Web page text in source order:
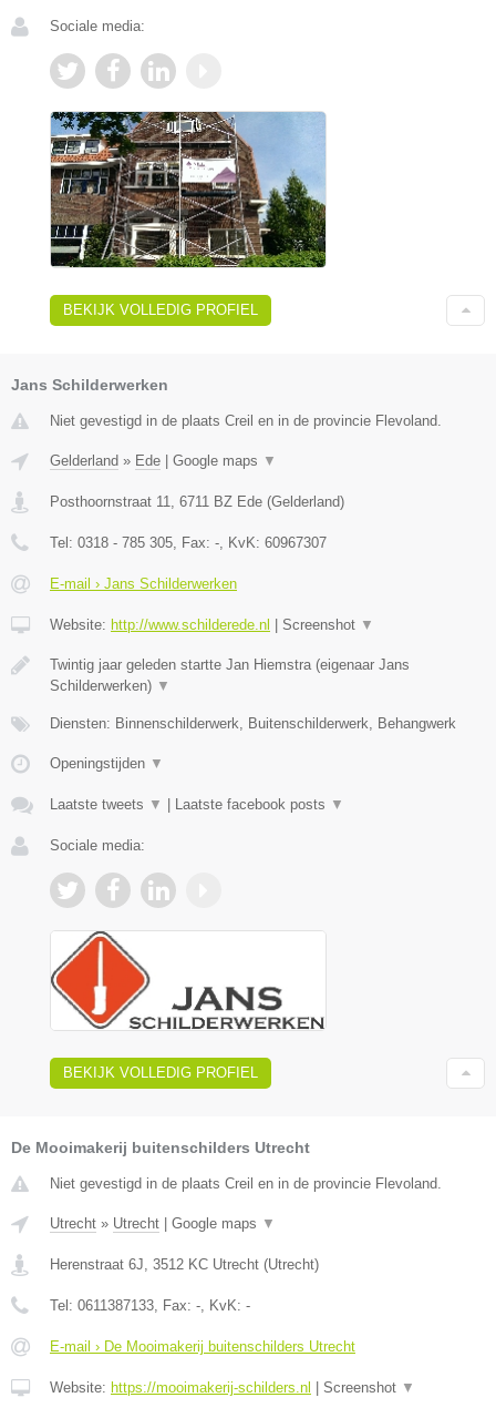
Sociale media:
BEKIJK VOLLEDIG PROFIEL
Jans Schilderwerken
Niet gevestigd in de plaats Creil en in de provincie Flevoland.
Gelderland » Ede Google maps ▼
Posthoornstraat 11 6711 BZ Ede (Gelderland)
Tel: 0318 - 785 305 , Fax: - , KvK: 60967307
E-mail › Jans Schilderwerken
Website: http://www.schilderede.nl Screenshot ▼
Twintig jaar geleden startte Jan Hiemstra (eigenaar Jans
Schilderwerken) ▼
Diensten: Binnenschilderwerk, Buitenschilderwerk, Behangwerk
Openingstijden ▼
Laatste tweets ▼ Laatste facebook posts ▼
Sociale media:
BEKIJK VOLLEDIG PROFIEL
De Mooimakerij buitenschilders Utrecht
Niet gevestigd in de plaats Creil en in de provincie Flevoland.
Utrecht » Utrecht Google maps ▼
Herenstraat 6J, 3512 KC Utrecht (Utrecht)
Tel: 0611387133, Fax: -, KvK: -
E-mail › De Mooimakerij buitenschilders Utrecht
Website: https://mooimakerij-schilders.nl Screenshot ▼